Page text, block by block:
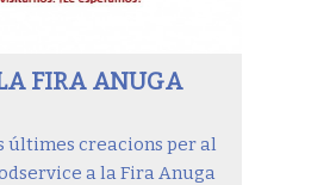
FIRA ANUGA
últimes creacions per al
a la Fira Anuga